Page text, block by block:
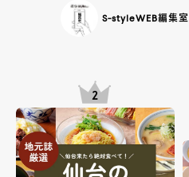
S-styleWEB編集室